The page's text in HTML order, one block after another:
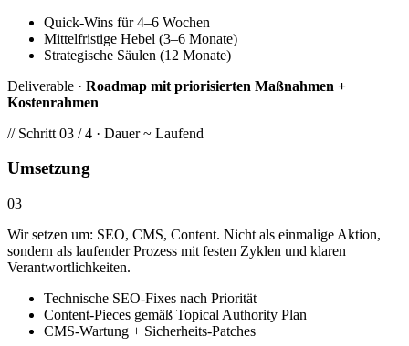
Quick-Wins für 4–6 Wochen
Mittelfristige Hebel (3–6 Monate)
Strategische Säulen (12 Monate)
Deliverable · Roadmap mit priorisierten Maßnahmen +
Kostenrahmen
// Schritt 03 / 4 · Dauer ~ Laufend
Umsetzung
03
Wir setzen um: SEO, CMS, Content. Nicht als einmalige Aktion,
sondern als laufender Prozess mit festen Zyklen und klaren
Verantwortlichkeiten.
Technische SEO-Fixes nach Priorität
Content-Pieces gemäß Topical Authority Plan
CMS-Wartung + Sicherheits-Patches